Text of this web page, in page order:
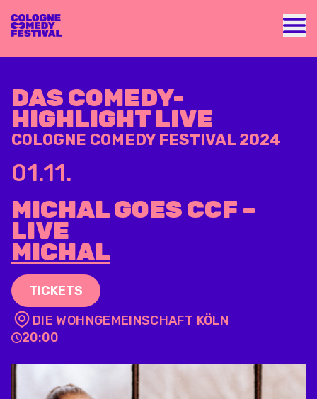
DAS COMEDY-
HIGHLIGHT LIVE
COLOGNE COMEDY FESTIVAL 2024
01.11.
MICHAL GOES CCF –
LIVE
MICHAL
TICKETS
DIE WOHNGEMEINSCHAFT KÖLN
20:00